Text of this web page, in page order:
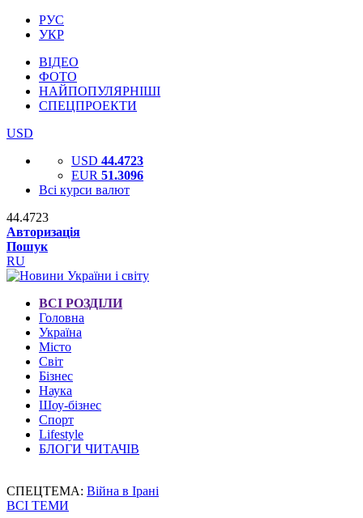
РУС
УКР
ВІДЕО
ФОТО
НАЙПОПУЛЯРНІШІ
СПЕЦПРОЕКТИ
USD
USD 44.4723
EUR 51.3096
Всі курси валют
44.4723
Авторизація
Пошук
RU
ВСІ РОЗДІЛИ
Головна
Україна
Місто
Світ
Бізнес
Наука
Шоу-бізнес
Спорт
Lifestyle
БЛОГИ ЧИТАЧІВ
СПЕЦТЕМА: Війна в Ірані
ВСІ ТЕМИ